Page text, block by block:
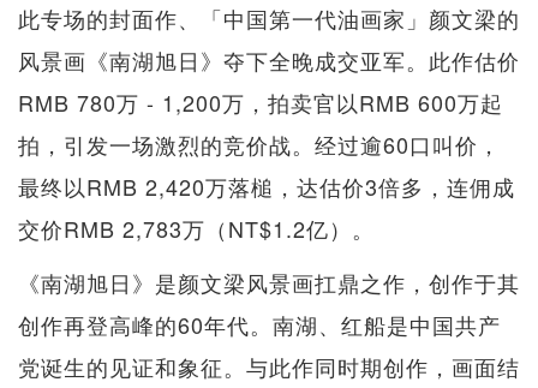
此专场的封面作、「中国第一代油画家」颜文梁的
风景画《南湖旭日》夺下全晚成交亚军。此作估价
RMB 780万 - 1,200万，拍卖官以RMB 600万起
拍，引发一场激烈的竞价战。经过逾60口叫价，
最终以RMB 2,420万落槌，达估价3倍多，连佣成
交价RMB 2,783万（NT$1.2亿）。
《南湖旭日》是颜文梁风景画扛鼎之作，创作于其
创作再登高峰的60年代。南湖、红船是中国共产
党诞生的见证和象征。与此作同时期创作，画面结